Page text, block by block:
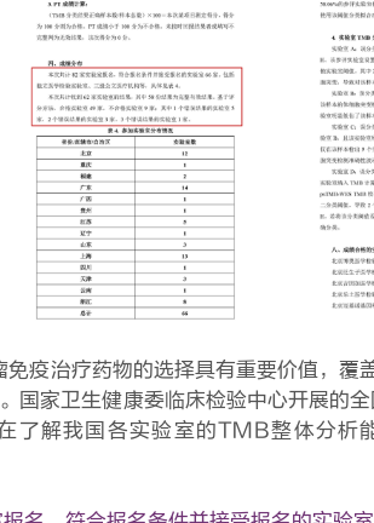
疫治疗药物的选择具有重要价值，
国家卫生健康委临床检验中心开展的
了解我国各实验室的TMB整体分析